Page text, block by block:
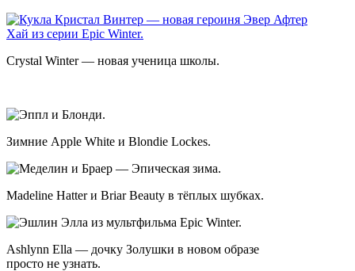
Crystal Winter — новая ученица школы.
Зимние Apple White и Blondie Lockes.
Madeline Hatter и Briar Beauty в тёплых шубках.
Ashlynn Ella — дочку Золушки в новом образе
просто не узнать.